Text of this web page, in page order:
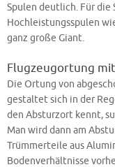
Spulen deutlich. Für
Hochleistungsspulen
ganz große Giant.
Flugzeugortung
Die Ortung von
gestaltet sich in der
den Absturzort kennt,
Man wird dann am
Trümmerteile aus
Bodenverhältnisse